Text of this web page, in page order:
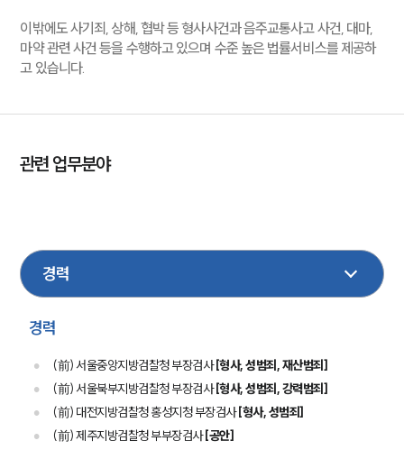
이밖에도 사기죄, 상해, 협박 등 형사사건과 음주교통사고 사건, 대마,
마약 관련 사건 등을 수행하고 있으며 수준 높은 법률서비스를 제공하
고 있습니다.
관련 업무분야
지식재산권
경력
(前) 서울중앙지방검찰청 부장검사[형사, 성범죄, 재산범죄]
(前) 서울북부지방검찰청 부장검사[형사, 성범죄, 강력범죄]
(前) 대전지방검찰청 홍성지청 부장검사[형사, 성범죄]
(前) 제주지방검찰청 부부장검사[공안]